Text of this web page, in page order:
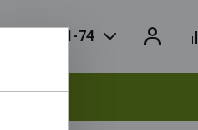
728-81-74